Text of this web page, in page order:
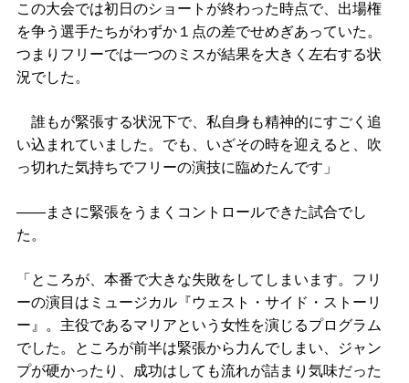
この大会では初日のショートが終わった時点で、出場権
を争う選手たちがわずか１点の差でせめぎあっていた。
つまりフリーでは一つのミスが結果を大きく左右する状
況でした。
誰もが緊張する状況下で、私自身も精神的にすごく追
い込まれていました。でも、いざその時を迎えると、吹
っ切れた気持ちでフリーの演技に臨めたんです」
――まさに緊張をうまくコントロールできた試合でし
た。
「ところが、本番で大きな失敗をしてしまいます。フリ
ーの演目はミュージカル『ウェスト・サイド・ストーリ
ー』。主役であるマリアという女性を演じるプログラム
でした。ところが前半は緊張から力んでしまい、ジャン
プが硬かったり、成功はしても流れが詰まり気味だった